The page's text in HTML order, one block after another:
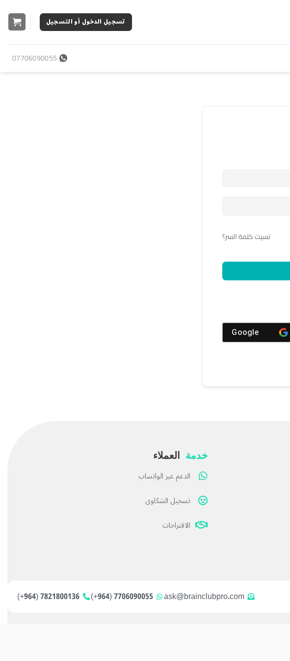
تسجيل الدخول أو التسجيل
07706090055
نسيت كلمة السر؟
Google
خدمة العملاء
الدعم عبر الواتساب
تسجيل الشكاوى
الاقتراحات
ask@brainclubpro.com
7706090055 (964+)
7821800136 (964+)